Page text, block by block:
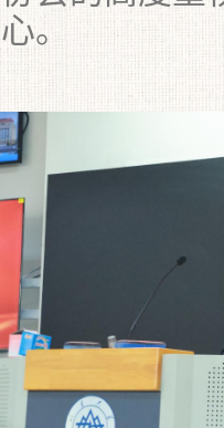
。